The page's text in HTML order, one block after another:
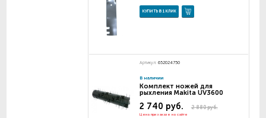
КУПИТЬ В 1 КЛИК
Артикул: 652024750
В наличии
Комплект ножей для
рыхления Makita UV3600
2 880 руб.
2 740 руб.
Цена при заказе на сайте